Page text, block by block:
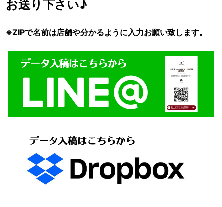
お送り下さい♪
※ZIPで名前は店舗や分かるように入力お願い致します。